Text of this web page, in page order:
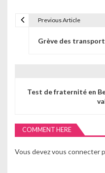
t
i
Previous Article
Grève des
Test de fraternité en
COMMENT HERE
Vous devezvous connecter